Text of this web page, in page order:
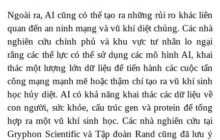
Ngoài ra, AI cũng có thể tạo ra những rủi ro khác liên
quan đến an ninh mạng và vũ khí diệt chủng. Các nhà
nghiên cứu chính phủ và khu vực tư nhân lo ngại
rằng các thế lực có thể sử dụng các mô hình AI, khai
thác một lượng lớn dữ liệu để tiến hành các cuộc tấn
công mạng mạnh mẽ hoặc thậm chí tạo ra vũ khí sinh
học hủy diệt. AI có khả năng khai thác các dữ liệu về
con người, sức khỏe, cấu trúc gen và protein để tổng
hợp ra một vũ khí sinh học. Các nhà nghiên cứu tại
Gryphon Scientific và Tập đoàn Rand cũng đã lưu ý